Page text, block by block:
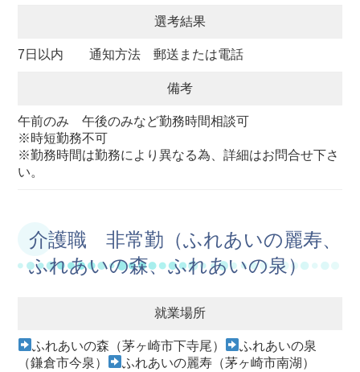
選考結果
7日以内 通知方法 郵送または電話
備考
午前のみ 午後のみなど勤務時間相談可
※時短勤務不可
※勤務時間は勤務により異なる為、詳細はお問合せ下さ
い。
介護職 非常勤（ふれあいの麗寿、
ふれあいの森、ふれあいの泉）
就業場所
ふれあいの森（茅ヶ崎市下寺尾）
ふれあいの泉
（鎌倉市今泉）
ふれあいの麗寿（茅ヶ崎市南湖）